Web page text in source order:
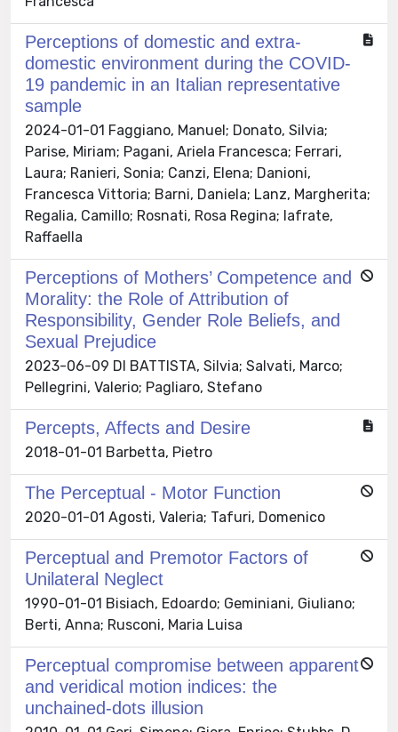
Perceptions of domestic and extra‐
domestic environment during the COVID‐
19 pandemic in an Italian representative
sample
2024-01-01 Faggiano, Manuel; Donato, Silvia;
Parise, Miriam; Pagani, Ariela Francesca; Ferrari,
Laura; Ranieri, Sonia; Canzi, Elena; Danioni,
Francesca Vittoria; Barni, Daniela; Lanz, Margherita;
Regalia, Camillo; Rosnati, Rosa Regina; Iafrate,
Raffaella
Perceptions of Mothers’ Competence and
Morality: the Role of Attribution of
Responsibility, Gender Role Beliefs, and
Sexual Prejudice
2023-06-09 DI BATTISTA, Silvia; Salvati, Marco;
Pellegrini, Valerio; Pagliaro, Stefano
Percepts, Affects and Desire
2018-01-01 Barbetta, Pietro
The Perceptual - Motor Function
2020-01-01 Agosti, Valeria; Tafuri, Domenico
Perceptual and Premotor Factors of
Unilateral Neglect
1990-01-01 Bisiach, Edoardo; Geminiani, Giuliano;
Berti, Anna; Rusconi, Maria Luisa
Perceptual compromise between apparent
and veridical motion indices: the
unchained-dots illusion